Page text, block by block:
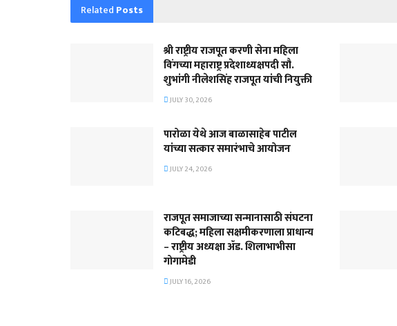
Related Posts
श्री राष्ट्रीय राजपूत करणी सेना महिला
विंगच्या महाराष्ट्र प्रदेशाध्यक्षपदी सौ.
शुभांगी नीलेशसिंह राजपूत यांची नियुक्ती
JULY 30, 2026
पारोळा येथे आज बाळासाहेब पाटील
यांच्या सत्कार समारंभाचे आयोजन
JULY 24, 2026
राजपूत समाजाच्या सन्मानासाठी संघटना
कटिबद्ध; महिला सक्षमीकरणाला प्राधान्य
– राष्ट्रीय अध्यक्षा ॲड. शिलाभाभीसा
गोगामेडी
JULY 16, 2026